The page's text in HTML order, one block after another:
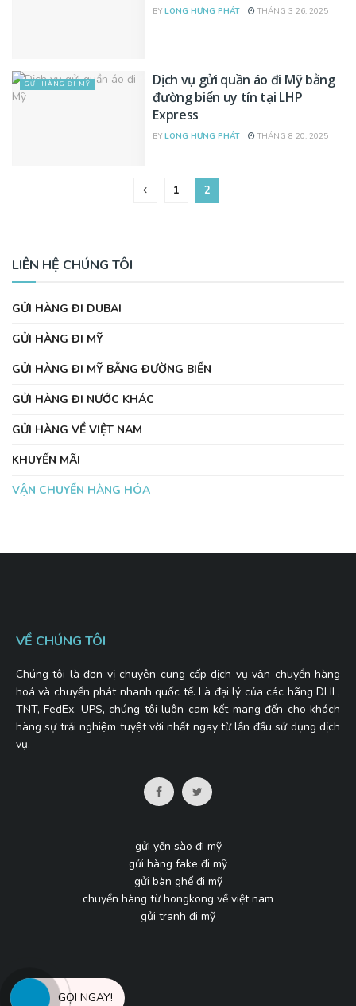
BY LONG HƯNG PHÁT THÁNG 3 26, 2025
GỬI HÀNG ĐI MỸ
Dịch vụ gửi quần áo đi Mỹ bằng
đường biển uy tín tại LHP
Express
BY LONG HƯNG PHÁT THÁNG 8 20, 2025
1 2
LIÊN HỆ CHÚNG TÔI
GỬI HÀNG ĐI DUBAI
GỬI HÀNG ĐI MỸ
GỬI HÀNG ĐI MỸ BẰNG ĐƯỜNG BIỂN
GỬI HÀNG ĐI NƯỚC KHÁC
GỬI HÀNG VỀ VIỆT NAM
KHUYẾN MÃI
VẬN CHUYỂN HÀNG HÓA
VỀ CHÚNG TÔI
Chúng tôi là đơn vị chuyên cung cấp dịch vụ vận chuyển hàng
hoá và chuyển phát nhanh quốc tế. Là đại lý của các hãng DHL,
TNT, FedEx, UPS, chúng tôi luôn cam kết mang đến cho khách
hàng sự trải nghiệm tuyệt vời nhất ngay từ lần đầu sử dụng dịch
vụ.
gửi yến sào đi mỹ
gửi hàng fake đi mỹ
gửi bàn ghế đi mỹ
chuyển hàng từ hongkong về việt nam
gửi tranh đi mỹ
GỌI NGAY!